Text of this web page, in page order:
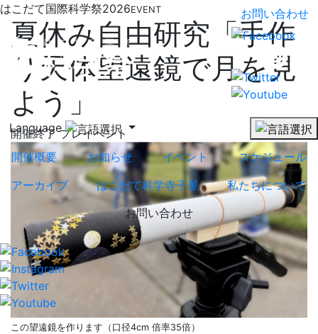
お問い合わせ
Language
開催概要 お知らせ イベント
スケジュール
アーカイブ
はこだて科学寺子屋
私たちについて
お問い合わせ
はこだて国際科学祭2026EVENT
夏休み自由研究「手作
り天体望遠鏡で月を見
よう」
開催終了 プレイベント
この望遠鏡を作ります（口径4cm 倍率35倍）